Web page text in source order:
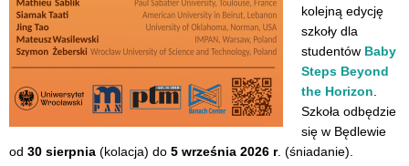
kolejną edycję
szkoły dla
studentów Baby
Steps Beyond
the Horizon
Szkoła odbędzie
się w Będlewie
od 30 sierpnia (kolacja) do 5 września 2026 r. (śniadanie).